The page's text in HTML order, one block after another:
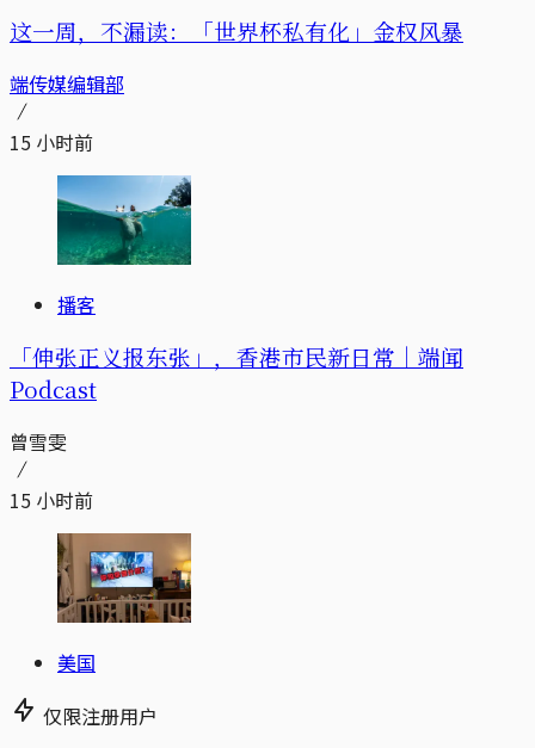
这一周，不漏读：「世界杯私有化」金权风暴
端传媒编辑部
15 小时前
播客
「伸张正义报东张」，香港市民新日常｜端闻
Podcast
曾雪雯
15 小时前
美国
仅限注册用户